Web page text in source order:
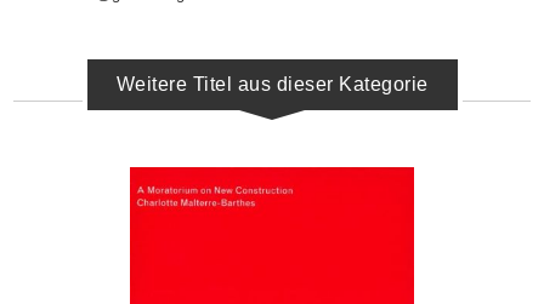
Weitere Titel aus dieser Kategorie